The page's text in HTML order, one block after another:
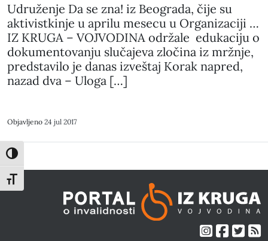
Toggle High Contrast
Toggle Font size
Udruženje Da se zna! iz Beograda, čije su
aktivistkinje u aprilu mesecu u Organizaciji …
IZ KRUGA – VOJVODINA održale edukaciju o
dokumentovanju slučajeva zločina iz mržnje,
predstavilo je danas izveštaj Korak napred,
nazad dva – Uloga […]
Objavljeno 24 jul 2017